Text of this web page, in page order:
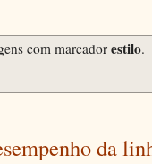
com marcadorestilo.
da